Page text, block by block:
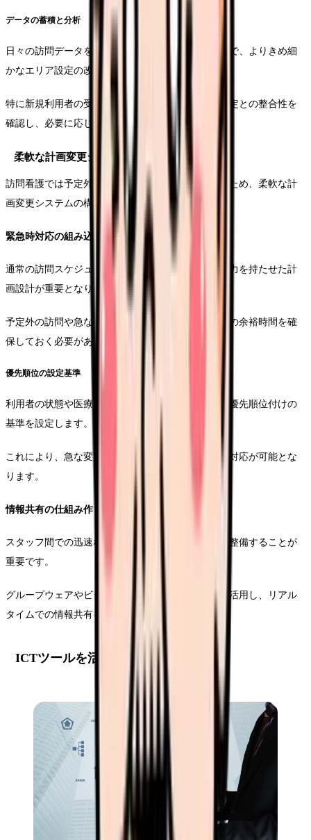
データの蓄積と分析
日々の訪問データを蓄積し、定期的に分析することで、よりきめ細
かなエリア設定の改善が可能となります。
特に新規利用者の受け入れ時には、既存のエリア設定との整合性を
確認し、必要に応じて見直しを行います。
柔軟な計画変更システムの構築
訪問看護では予定外の状況変更が日常的に発生するため、柔軟な計
画変更システムの構築が不可欠です。
緊急時対応の組み込み
通常の訪問スケジュールに加えて、緊急時の対応余力を持たせた計
画設計が重要となります。
予定外の訪問や急な変更にも対応できるよう、一定の余裕時間を確
保しておく必要があります。
優先順位の設定基準
利用者の状態や医療処置の緊急性に応じて、明確な優先順位付けの
基準を設定します。
これにより、急な変更が生じた際にも、スムーズな対応が可能とな
ります。
情報共有の仕組み作り
スタッフ間での迅速な情報共有が可能な連絡体制を整備することが
重要です。
グループウェアやビジネスチャットなどのツールを活用し、リアル
タイムでの情報共有を実現します。
ICTツールを活用したルート管理